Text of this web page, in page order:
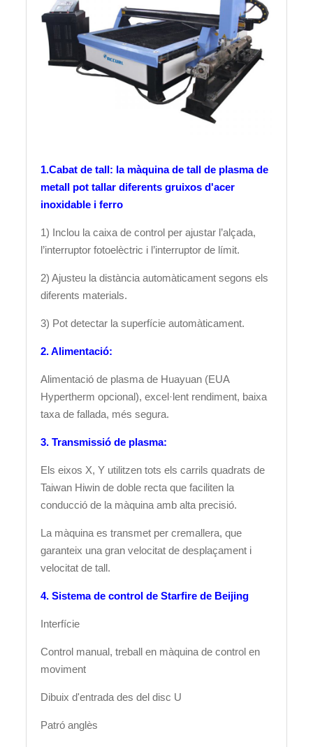
1.Cabat de tall: la màquina de tall de plasma de
metall pot tallar diferents gruixos d'acer
inoxidable i ferro
1) Inclou la caixa de control per ajustar l’alçada,
l’interruptor fotoelèctric i l’interruptor de límit.
2) Ajusteu la distància automàticament segons els
diferents materials.
3) Pot detectar la superfície automàticament.
2. Alimentació:
Alimentació de plasma de Huayuan (EUA
Hypertherm opcional), excel·lent rendiment, baixa
taxa de fallada, més segura.
3. Transmissió de plasma:
Els eixos X, Y utilitzen tots els carrils quadrats de
Taiwan Hiwin de doble recta que faciliten la
conducció de la màquina amb alta precisió.
La màquina es transmet per cremallera, que
garanteix una gran velocitat de desplaçament i
velocitat de tall.
4. Sistema de control de Starfire de Beijing
Interfície
Control manual, treball en màquina de control en
moviment
Dibuix d'entrada des del disc U
Patró anglès